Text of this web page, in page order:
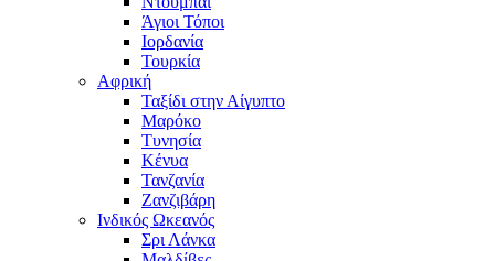
Άγιοι Τόποι
Ιορδανία
Τουρκία
Αφρική
Ταξίδι στην Αίγυπτο
Μαρόκο
Τυνησία
Κένυα
Τανζανία
Ζανζιβάρη
Ινδικός Ωκεανός
Σρι Λάνκα